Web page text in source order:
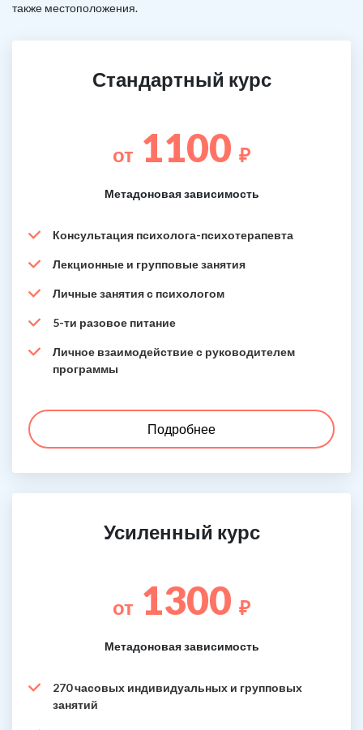
также местоположения.
Стандартный курс
от 1100 ₽
Метадоновая зависимость
Консультация психолога-психотерапевта
Лекционные и групповые занятия
Личные занятия с психологом
5-ти разовое питание
Личное взаимодействие с руководителем
программы
Подробнее
Усиленный курс
от 1300 ₽
Метадоновая зависимость
270 часовых индивидуальных и групповых
занятий